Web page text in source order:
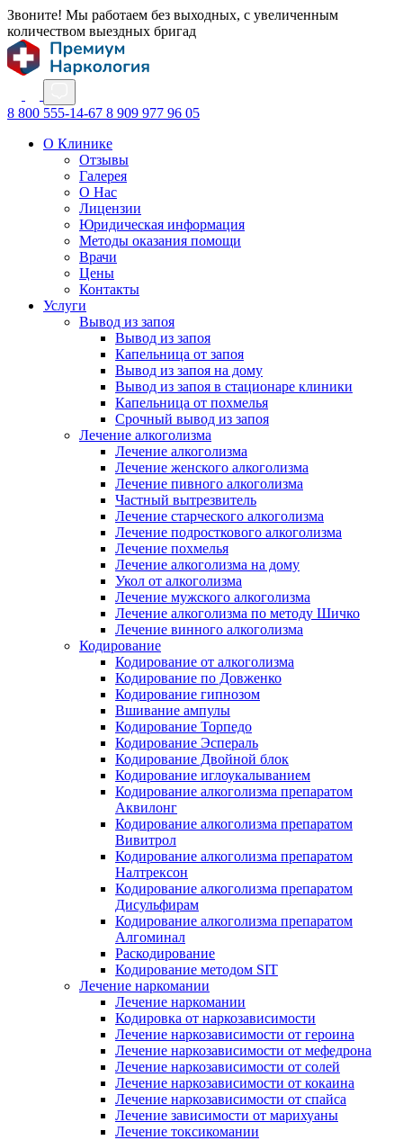
Звоните! Мы работаем без выходных, с увеличенным
количеством выездных бригад
8 800 555-14-67 8 909 977 96 05
О Клинике
Отзывы
Галерея
О Нас
Лицензии
Юридическая информация
Методы оказания помощи
Врачи
Цены
Контакты
Услуги
Вывод из запоя
Вывод из запоя
Капельница от запоя
Вывод из запоя на дому
Вывод из запоя в стационаре клиники
Капельница от похмелья
Срочный вывод из запоя
Лечение алкоголизма
Лечение алкоголизма
Лечение женского алкоголизма
Лечение пивного алкоголизма
Частный вытрезвитель
Лечение старческого алкоголизма
Лечение подросткового алкоголизма
Лечение похмелья
Лечение алкоголизма на дому
Укол от алкоголизма
Лечение мужского алкоголизма
Лечение алкоголизма по методу Шичко
Лечение винного алкоголизма
Кодирование
Кодирование от алкоголизма
Кодирование по Довженко
Кодирование гипнозом
Вшивание ампулы
Кодирование Торпедо
Кодирование Эспераль
Кодирование Двойной блок
Кодирование иглоукалыванием
Кодирование алкоголизма препаратом
Аквилонг
Кодирование алкоголизма препаратом
Вивитрол
Кодирование алкоголизма препаратом
Налтрексон
Кодирование алкоголизма препаратом
Дисульфирам
Кодирование алкоголизма препаратом
Алгоминал
Раскодирование
Кодирование методом SIT
Лечение наркомании
Лечение наркомании
Кодировка от наркозависимости
Лечение наркозависимости от героина
Лечение наркозависимости от мефедрона
Лечение наркозависимости от солей
Лечение наркозависимости от кокаина
Лечение наркозависимости от спайса
Лечение зависимости от марихуаны
Лечение токсикомании